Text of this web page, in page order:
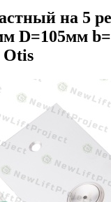
на 5
D=105мм
Otis